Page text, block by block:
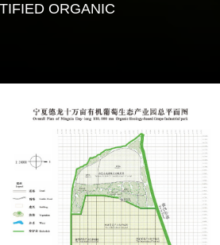
ORGANIC